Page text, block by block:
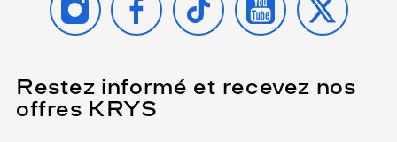
Restez informé et recevez nos
offres KRYS
Name
(Ce
champ
est